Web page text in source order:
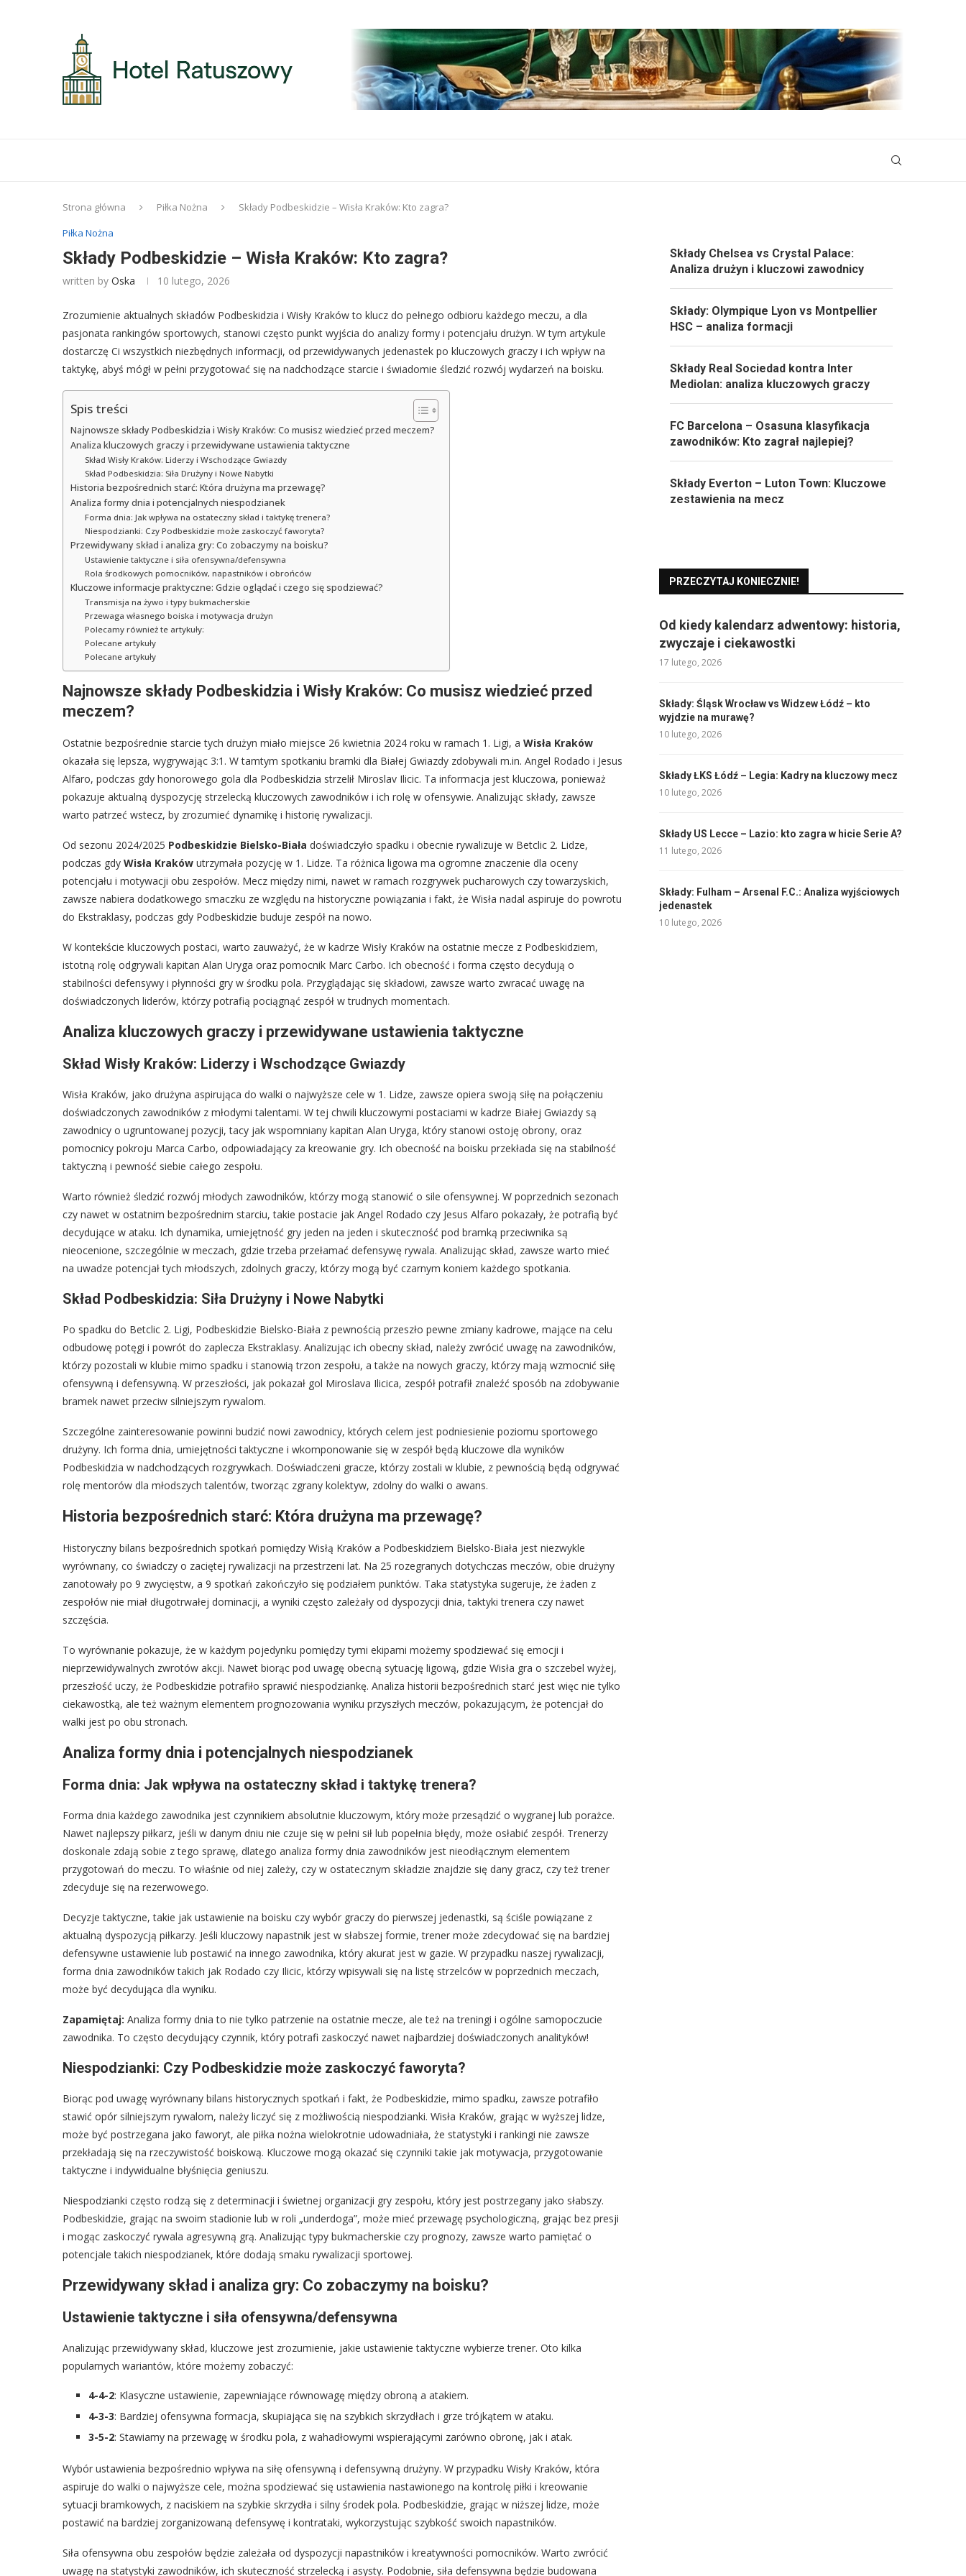
Strona główna Piłka Nożna
Składy Podbeskidzie – Wisła Kraków: Kto zagra?
Piłka Nożna
Składy Podbeskidzie – Wisła Kraków: Kto zagra?
written by Oska 10 lutego, 2026
Zrozumienie aktualnych składów Podbeskidzia i Wisły Kraków to klucz do pełnego odbioru każdego meczu, a dla
pasjonata rankingów sportowych, stanowi często punkt wyjścia do analizy formy i potencjału drużyn. W tym artykule
dostarczę Ci wszystkich niezbędnych informacji, od przewidywanych jedenastek po kluczowych graczy i ich wpływ na
taktykę, abyś mógł w pełni przygotować się na nadchodzące starcie i świadomie śledzić rozwój wydarzeń na boisku.
Spis treści
Najnowsze składy Podbeskidzia i Wisły Kraków: Co musisz wiedzieć przed meczem?
Analiza kluczowych graczy i przewidywane ustawienia taktyczne
Skład Wisły Kraków: Liderzy i Wschodzące Gwiazdy
Skład Podbeskidzia: Siła Drużyny i Nowe Nabytki
Historia bezpośrednich starć: Która drużyna ma przewagę?
Analiza formy dnia i potencjalnych niespodzianek
Forma dnia: Jak wpływa na ostateczny skład i taktykę trenera?
Niespodzianki: Czy Podbeskidzie może zaskoczyć faworyta?
Przewidywany skład i analiza gry: Co zobaczymy na boisku?
Ustawienie taktyczne i siła ofensywna/defensywna
Rola środkowych pomocników, napastników i obrońców
Kluczowe informacje praktyczne: Gdzie oglądać i czego się spodziewać?
Transmisja na żywo i typy bukmacherskie
Przewaga własnego boiska i motywacja drużyn
Polecamy również te artykuły:
Polecane artykuły
Polecane artykuły
Najnowsze składy Podbeskidzia i Wisły Kraków: Co musisz wiedzieć przed
meczem?
Ostatnie bezpośrednie starcie tych drużyn miało miejsce 26 kwietnia 2024 roku w ramach 1. Ligi, a Wisła Kraków
okazała się lepsza, wygrywając 3:1. W tamtym spotkaniu bramki dla Białej Gwiazdy zdobywali m.in. Angel Rodado i Jesus
Alfaro, podczas gdy honorowego gola dla Podbeskidzia strzelił Miroslav Ilicic. Ta informacja jest kluczowa, ponieważ
pokazuje aktualną dyspozycję strzelecką kluczowych zawodników i ich rolę w ofensywie. Analizując składy, zawsze
warto patrzeć wstecz, by zrozumieć dynamikę i historię rywalizacji.
Od sezonu 2024/2025 Podbeskidzie Bielsko-Biała doświadczyło spadku i obecnie rywalizuje w Betclic 2. Lidze,
podczas gdy Wisła Kraków utrzymała pozycję w 1. Lidze. Ta różnica ligowa ma ogromne znaczenie dla oceny
potencjału i motywacji obu zespołów. Mecz między nimi, nawet w ramach rozgrywek pucharowych czy towarzyskich,
zawsze nabiera dodatkowego smaczku ze względu na historyczne powiązania i fakt, że Wisła nadal aspiruje do powrotu
do Ekstraklasy, podczas gdy Podbeskidzie buduje zespół na nowo.
W kontekście kluczowych postaci, warto zauważyć, że w kadrze Wisły Kraków na ostatnie mecze z Podbeskidziem,
istotną rolę odgrywali kapitan Alan Uryga oraz pomocnik Marc Carbo. Ich obecność i forma często decydują o
stabilności defensywy i płynności gry w środku pola. Przyglądając się składowi, zawsze warto zwracać uwagę na
doświadczonych liderów, którzy potrafią pociągnąć zespół w trudnych momentach.
Analiza kluczowych graczy i przewidywane ustawienia taktyczne
Skład Wisły Kraków: Liderzy i Wschodzące Gwiazdy
Wisła Kraków, jako drużyna aspirująca do walki o najwyższe cele w 1. Lidze, zawsze opiera swoją siłę na połączeniu
doświadczonych zawodników z młodymi talentami. W tej chwili kluczowymi postaciami w kadrze Białej Gwiazdy są
zawodnicy o ugruntowanej pozycji, tacy jak wspomniany kapitan Alan Uryga, który stanowi ostoję obrony, oraz
pomocnicy pokroju Marca Carbo, odpowiadający za kreowanie gry. Ich obecność na boisku przekłada się na stabilność
taktyczną i pewność siebie całego zespołu.
Warto również śledzić rozwój młodych zawodników, którzy mogą stanowić o sile ofensywnej. W poprzednich sezonach
czy nawet w ostatnim bezpośrednim starciu, takie postacie jak Angel Rodado czy Jesus Alfaro pokazały, że potrafią być
decydujące w ataku. Ich dynamika, umiejętność gry jeden na jeden i skuteczność pod bramką przeciwnika są
nieocenione, szczególnie w meczach, gdzie trzeba przełamać defensywę rywala. Analizując skład, zawsze warto mieć
na uwadze potencjał tych młodszych, zdolnych graczy, którzy mogą być czarnym koniem każdego spotkania.
Skład Podbeskidzia: Siła Drużyny i Nowe Nabytki
Po spadku do Betclic 2. Ligi, Podbeskidzie Bielsko-Biała z pewnością przeszło pewne zmiany kadrowe, mające na celu
odbudowę potęgi i powrót do zaplecza Ekstraklasy. Analizując ich obecny skład, należy zwrócić uwagę na zawodników,
którzy pozostali w klubie mimo spadku i stanowią trzon zespołu, a także na nowych graczy, którzy mają wzmocnić siłę
ofensywną i defensywną. W przeszłości, jak pokazał gol Miroslava Ilicica, zespół potrafił znaleźć sposób na zdobywanie
bramek nawet przeciw silniejszym rywalom.
Szczególne zainteresowanie powinni budzić nowi zawodnicy, których celem jest podniesienie poziomu sportowego
drużyny. Ich forma dnia, umiejętności taktyczne i wkomponowanie się w zespół będą kluczowe dla wyników
Podbeskidzia w nadchodzących rozgrywkach. Doświadczeni gracze, którzy zostali w klubie, z pewnością będą odgrywać
rolę mentorów dla młodszych talentów, tworząc zgrany kolektyw, zdolny do walki o awans.
Historia bezpośrednich starć: Która drużyna ma przewagę?
Historyczny bilans bezpośrednich spotkań pomiędzy Wisłą Kraków a Podbeskidziem Bielsko-Biała jest niezwykle
wyrównany, co świadczy o zaciętej rywalizacji na przestrzeni lat. Na 25 rozegranych dotychczas meczów, obie drużyny
zanotowały po 9 zwycięstw, a 9 spotkań zakończyło się podziałem punktów. Taka statystyka sugeruje, że żaden z
zespołów nie miał długotrwałej dominacji, a wyniki często zależały od dyspozycji dnia, taktyki trenera czy nawet
szczęścia.
To wyrównanie pokazuje, że w każdym pojedynku pomiędzy tymi ekipami możemy spodziewać się emocji i
nieprzewidywalnych zwrotów akcji. Nawet biorąc pod uwagę obecną sytuację ligową, gdzie Wisła gra o szczebel wyżej,
przeszłość uczy, że Podbeskidzie potrafiło sprawić niespodziankę. Analiza historii bezpośrednich starć jest więc nie tylko
ciekawostką, ale też ważnym elementem prognozowania wyniku przyszłych meczów, pokazującym, że potencjał do
walki jest po obu stronach.
Analiza formy dnia i potencjalnych niespodzianek
Forma dnia: Jak wpływa na ostateczny skład i taktykę trenera?
Forma dnia każdego zawodnika jest czynnikiem absolutnie kluczowym, który może przesądzić o wygranej lub porażce.
Nawet najlepszy piłkarz, jeśli w danym dniu nie czuje się w pełni sił lub popełnia błędy, może osłabić zespół. Trenerzy
doskonale zdają sobie z tego sprawę, dlatego analiza formy dnia zawodników jest nieodłącznym elementem
przygotowań do meczu. To właśnie od niej zależy, czy w ostatecznym składzie znajdzie się dany gracz, czy też trener
zdecyduje się na rezerwowego.
Decyzje taktyczne, takie jak ustawienie na boisku czy wybór graczy do pierwszej jedenastki, są ściśle powiązane z
aktualną dyspozycją piłkarzy. Jeśli kluczowy napastnik jest w słabszej formie, trener może zdecydować się na bardziej
defensywne ustawienie lub postawić na innego zawodnika, który akurat jest w gazie. W przypadku naszej rywalizacji,
forma dnia zawodników takich jak Rodado czy Ilicic, którzy wpisywali się na listę strzelców w poprzednich meczach,
może być decydująca dla wyniku.
Zapamiętaj: Analiza formy dnia to nie tylko patrzenie na ostatnie mecze, ale też na treningi i ogólne samopoczucie
zawodnika. To często decydujący czynnik, który potrafi zaskoczyć nawet najbardziej doświadczonych analityków!
Niespodzianki: Czy Podbeskidzie może zaskoczyć faworyta?
Biorąc pod uwagę wyrównany bilans historycznych spotkań i fakt, że Podbeskidzie, mimo spadku, zawsze potrafiło
stawić opór silniejszym rywalom, należy liczyć się z możliwością niespodzianki. Wisła Kraków, grając w wyższej lidze,
może być postrzegana jako faworyt, ale piłka nożna wielokrotnie udowadniała, że statystyki i rankingi nie zawsze
przekładają się na rzeczywistość boiskową. Kluczowe mogą okazać się czynniki takie jak motywacja, przygotowanie
taktyczne i indywidualne błyśnięcia geniuszu.
Niespodzianki często rodzą się z determinacji i świetnej organizacji gry zespołu, który jest postrzegany jako słabszy.
Podbeskidzie, grając na swoim stadionie lub w roli „underdoga”, może mieć przewagę psychologiczną, grając bez presji
i mogąc zaskoczyć rywala agresywną grą. Analizując typy bukmacherskie czy prognozy, zawsze warto pamiętać o
potencjale takich niespodzianek, które dodają smaku rywalizacji sportowej.
Przewidywany skład i analiza gry: Co zobaczymy na boisku?
Ustawienie taktyczne i siła ofensywna/defensywna
Analizując przewidywany skład, kluczowe jest zrozumienie, jakie ustawienie taktyczne wybierze trener. Oto kilka
popularnych wariantów, które możemy zobaczyć:
4-4-2: Klasyczne ustawienie, zapewniające równowagę między obroną a atakiem.
4-3-3: Bardziej ofensywna formacja, skupiająca się na szybkich skrzydłach i grze trójkątem w ataku.
3-5-2: Stawiamy na przewagę w środku pola, z wahadłowymi wspierającymi zarówno obronę, jak i atak.
Wybór ustawienia bezpośrednio wpływa na siłę ofensywną i defensywną drużyny. W przypadku Wisły Kraków, która
aspiruje do walki o najwyższe cele, można spodziewać się ustawienia nastawionego na kontrolę piłki i kreowanie
sytuacji bramkowych, z naciskiem na szybkie skrzydła i silny środek pola. Podbeskidzie, grając w niższej lidze, może
postawić na bardziej zorganizowaną defensywę i kontrataki, wykorzystując szybkość swoich napastników.
Siła ofensywna obu zespołów będzie zależała od dyspozycji napastników i kreatywności pomocników. Warto zwrócić
uwagę na statystyki zawodników, ich skuteczność strzelecką i asysty. Podobnie, siła defensywna będzie budowana
Składy Chelsea vs Crystal Palace:
Analiza drużyn i kluczowi zawodnicy
Składy: Olympique Lyon vs Montpellier
HSC – analiza formacji
Składy Real Sociedad kontra Inter
Mediolan: analiza kluczowych graczy
FC Barcelona – Osasuna klasyfikacja
zawodników: Kto zagrał najlepiej?
Składy Everton – Luton Town: Kluczowe
zestawienia na mecz
PRZECZYTAJ KONIECZNIE!
Od kiedy kalendarz adwentowy: historia,
zwyczaje i ciekawostki
17 lutego, 2026
Składy: Śląsk Wrocław vs Widzew Łódź – kto
wyjdzie na murawę?
10 lutego, 2026
Składy ŁKS Łódź – Legia: Kadry na kluczowy mecz
10 lutego, 2026
Składy US Lecce – Lazio: kto zagra w hicie Serie A?
11 lutego, 2026
Składy: Fulham – Arsenal F.C.: Analiza wyjściowych
jedenastek
10 lutego, 2026